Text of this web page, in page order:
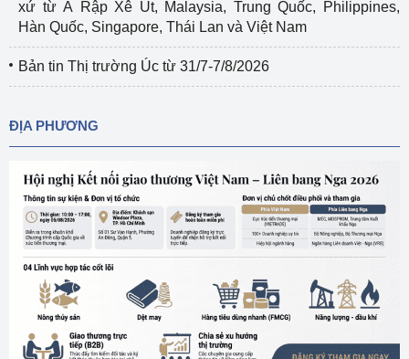
xứ từ Ả Rập Xê Út, Malaysia, Trung Quốc, Philippines,
Hàn Quốc, Singapore, Thái Lan và Việt Nam
Bản tin Thị trường Úc từ 31/7-7/8/2026
ĐỊA PHƯƠNG